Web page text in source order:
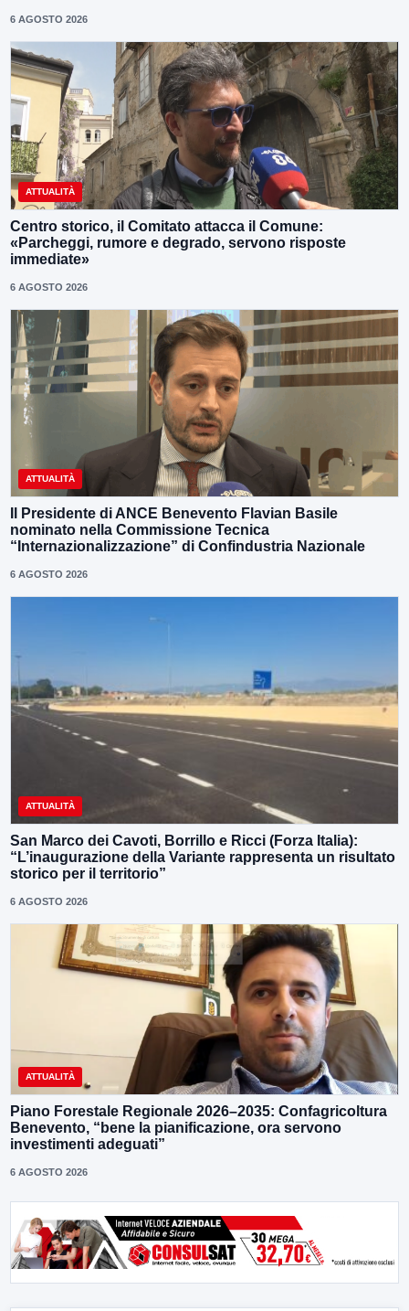
6 AGOSTO 2026
ATTUALITÀ
Centro storico, il Comitato attacca il Comune:
«Parcheggi, rumore e degrado, servono risposte
immediate»
6 AGOSTO 2026
ATTUALITÀ
Il Presidente di ANCE Benevento Flavian Basile
nominato nella Commissione Tecnica
“Internazionalizzazione” di Confindustria Nazionale
6 AGOSTO 2026
ATTUALITÀ
San Marco dei Cavoti, Borrillo e Ricci (Forza Italia):
“L’inaugurazione della Variante rappresenta un risultato
storico per il territorio”
6 AGOSTO 2026
ATTUALITÀ
Piano Forestale Regionale 2026–2035: Confagricoltura
Benevento, “bene la pianificazione, ora servono
investimenti adeguati”
6 AGOSTO 2026